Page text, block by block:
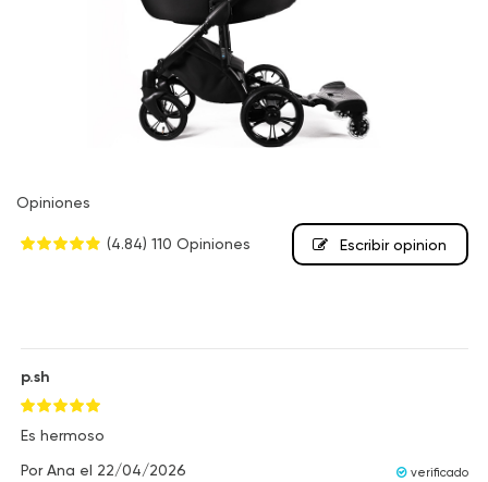
Opiniones
(4.84) 110 Opiniones Escribir opinion
p.sh
Es hermoso
PorAna el 22/04/2026 verificado